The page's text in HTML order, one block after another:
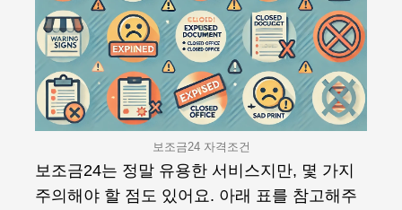
보조금24 자격조건
보조금24는 정말 유용한 서비스지만, 몇 가지
주의해야 할 점도 있어요. 아래 표를 참고해주